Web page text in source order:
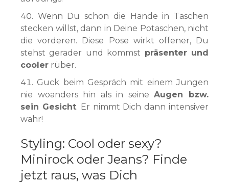
Wenn Du schon die Hände in Taschen
stecken willst, dann in Deine Potaschen, nicht
die vorderen. Diese Pose wirkt offener, Du
stehst gerader und kommst präsenter und
cooler rüber.
Guck beim Gespräch mit einem Jungen
nie woanders hin als in seineAugen bzw.
sein Gesicht. Er nimmt Dich dann intensiver
wahr!
Styling: Cool oder sexy?
Minirock oder Jeans? Finde
jetzt raus, was Dich